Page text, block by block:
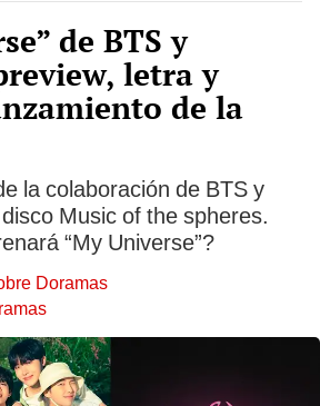
de BTS y
letra y
de la
la colaboración de BTS y
Music of the spheres.
“My Universe”?
Doramas